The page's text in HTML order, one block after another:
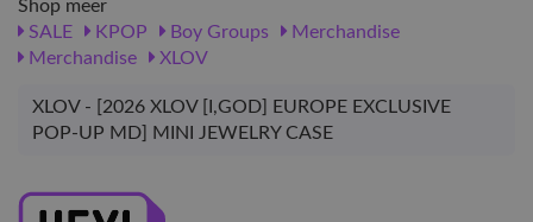
Shop meer
SALE
KPOP Boy Groups
Merchandise
Merchandise
XLOV
XLOV - [2026 XLOV [I,GOD] EUROPE EXCLUSIVE
POP-UP MD] MINI JEWELRY CASE